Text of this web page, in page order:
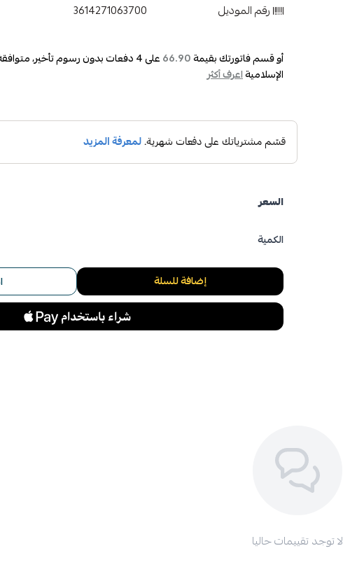
رقم الموديل 3614271063700
أو قسم فاتورتك بقيمة66.90 على4دفعات بدون رسوم تأخير،
الإسلاميةاعرف أكثر
السعر
الكمية
إضافة للسلة
لا توجد تقييمات حاليا